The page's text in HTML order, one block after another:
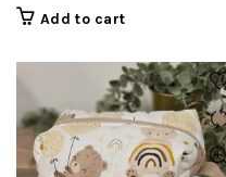
Add to cart